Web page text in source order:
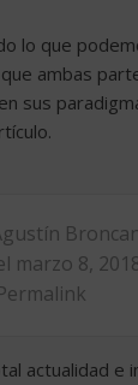
lo que
ambas
sus
marzo 8,
actualidad e